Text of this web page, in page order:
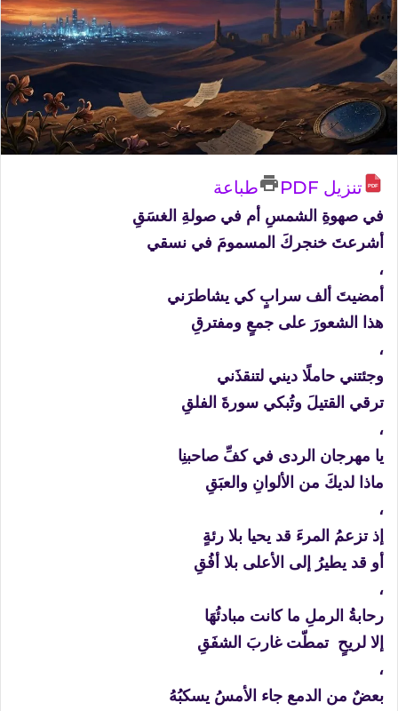
تنزيل PDF طباعة
في صهوةِ الشمسِ أم في صولةِ الغسَقِ
أشرعتَ خنجركَ المسمومَ في نسقي
،
أمضيتَ ألف سرابٍ كي يشاطرَني
هذا الشعورَ على جمعٍ ومفترقِ
،
وجئتني حاملًا ديني لتنقذَني
ترقي القتيلَ وتُبكي سورةَ الفلقِ
،
يا مهرجان الردى في كفِّ صاحبنِا
ماذا لديكَ من الألوانِ والعبَقِ
،
إذ تزعمُ المرءَ قد يحيا بلا رئةٍ
أو قد يطيرُ إلى الأعلى بلا أفُقِ
،
رحابةُ الرملِ ما كانت مبادئُهَا
إلا لريحٍ تمطّت غاربَ الشفَقِ
،
بعضٌ من الدمع جاء الأمسُ يسكبُهُ